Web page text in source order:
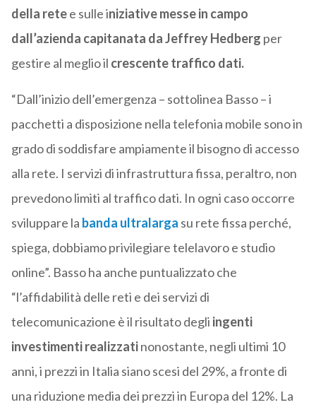
della retee sulle iniziative messe in campo
dall’azienda capitanata da Jeffrey Hedberg per
gestire al meglio il crescente traffico dati.
“Dall’inizio dell’emergenza – sottolinea Basso – i
pacchetti a disposizione nella telefonia mobile sono in
grado di soddisfare ampiamente il bisogno di accesso
alla rete. I servizi di infrastruttura fissa, peraltro, non
prevedono limiti al traffico dati. In ogni caso occorre
sviluppare la banda ultralarga su rete fissa perché,
spiega, dobbiamo privilegiare telelavoro e studio
online”. Basso ha anche puntualizzato che
“l’affidabilità delle reti e dei servizi di
telecomunicazione è il risultato degli ingenti
investimenti realizzatinonostante, negli ultimi 10
anni, i prezzi in Italia siano scesi del 29%, a fronte di
una riduzione media dei prezzi in Europa del 12%. La